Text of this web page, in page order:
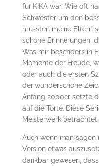
für KIKA war. Wie oft
Schwester um den
mussten meine Eltern
schöne Erinnerungen,
Was mir besonders in
Momente der Freude,
oder auch die ersten
der wunderschöne
Anfang 2000er setzte
auf die Torte. Diese
Meisterwerk
Auch wenn man sagen
Version etwas
dankbar gewesen,